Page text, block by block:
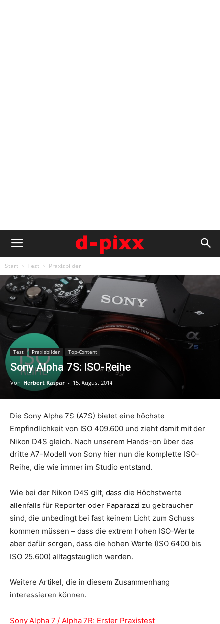
Start Test Praxisbilder
Test Praxisbilder Top-Content
Sony Alpha 7S: ISO-Reihe
Von Herbert Kaspar - 15. August 2014
Die Sony Alpha 7S (A7S) bietet eine höchste
Empfindlichkeit von ISO 409.600 und zieht damit mit der
Nikon D4S gleich. Nach unserem Hands-on über das
dritte A7-Modell von Sony hier nun die komplette ISO-
Reihe, die wie immer im Studio entstand.
Wie bei der Nikon D4S gilt, dass die Höchstwerte
allenfalls für Reporter oder Paparazzi zu gebrauchen
sind, die unbedingt bei fast keinem Licht zum Schuss
kommen müssen – dass die extrem hohen ISO-Werte
aber dafür sorgen, dass die hohen Werte (ISO 6400 bis
ISO 25.600) alltagstauglich werden.
Weitere Artikel, die in diesem Zusammenhang
interessieren können:
Sony Alpha 7 / Alpha 7R: Erster Praxistest